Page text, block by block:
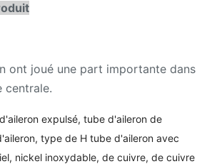
ont joué une part importante dans
centrale.
expulsé, tube d'aileron de
type de H tube d'aileron avec
nickel inoxydable, de cuivre, de cuivre